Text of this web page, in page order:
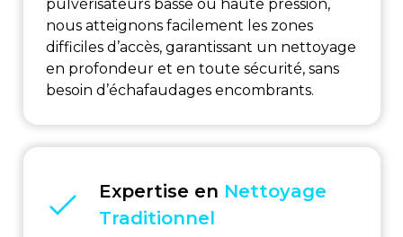
pulvérisateurs basse ou haute pression,
nous atteignons facilement les zones
difficiles d’accès, garantissant un nettoyage
en profondeur et en toute sécurité, sans
besoin d’échafaudages encombrants.
Expertise en Nettoyage
Traditionnel